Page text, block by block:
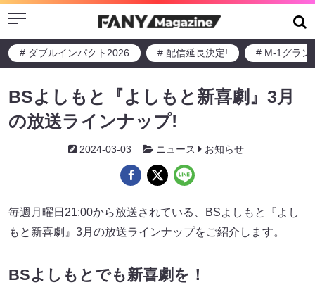
Menu
# ダブルインパクト2026 # 配信延長決定! # M-1グラン
BSよしもと『よしもと新喜劇』3月
の放送ラインナップ!
2024-03-03 ニュース お知らせ
毎週月曜日21:00から放送されている、BSよしもと『よし
もと新喜劇』3月の放送ラインナップをご紹介します。
BSよしもとでも新喜劇を！